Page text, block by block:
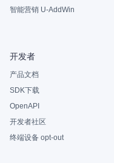
智能营销 U-AddWin
开发者
产品文档
SDK下载
OpenAPI
开发者社区
终端设备 opt-out